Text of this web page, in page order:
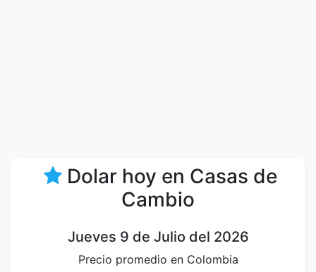
Dolar hoy en Casas de
Cambio
Jueves 9 de Julio del 2026
Precio promedio en Colombia